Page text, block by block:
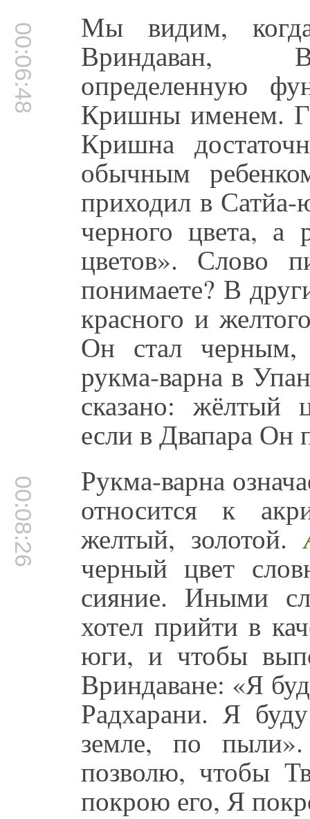
00:06:48 Мы видим,
Вриндаван,
определенную
Кришны именем.
Кришна
обычным
приходил в
черного цвета, а
цветов». Слово
понимаете? В
красного и
Он стал черным,
рукма-варна в
сказано: жёлтый
если в Двапара Он
00:08:26 Рукма-варна
относится к
желтый, золотой.
черный цвет
сияние. Иными
хотел прийти в
юги, и чтобы
Вриндаване: «Я
Радхарани. Я
земле, по
позволю, чтобы
покрою его, Я